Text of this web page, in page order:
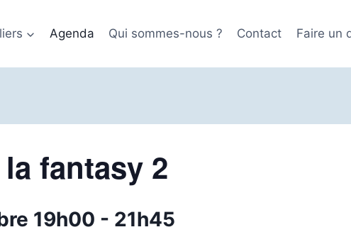
Agenda Qui sommes-nous ? Contact Faire un
fantasy 2
19h00 - 21h45